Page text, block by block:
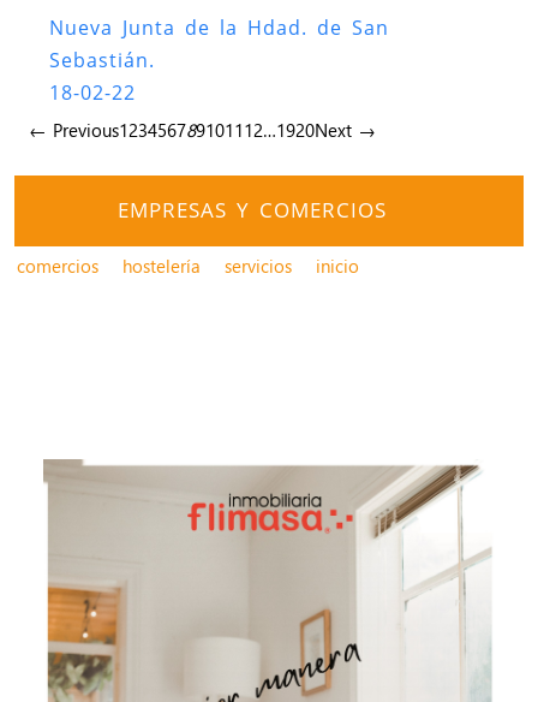
Nueva Junta de la Hdad. de San
Sebastián.
18-02-22
← Previous123456789101112…1920Next →
EMPRESAS Y COMERCIOS
comercios hostelería servicios inicio